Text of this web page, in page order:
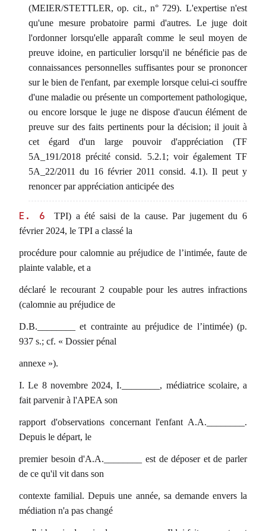
(MEIER/STETTLER, op. cit., n° 729). L'expertise n'est
qu'une mesure probatoire parmi d'autres. Le juge doit
l'ordonner lorsqu'elle apparaît comme le seul moyen de
preuve idoine, en particulier lorsqu'il ne bénéficie pas de
connaissances personnelles suffisantes pour se prononcer
sur le bien de l'enfant, par exemple lorsque celui-ci souffre
d'une maladie ou présente un comportement pathologique,
ou encore lorsque le juge ne dispose d'aucun élément de
preuve sur des faits pertinents pour la décision; il jouit à
cet égard d'un large pouvoir d'appréciation (TF
5A_191/2018 précité consid. 5.2.1; voir également TF
5A_22/2011 du 16 février 2011 consid. 4.1). Il peut y
renoncer par appréciation anticipée des
E. 6
TPI) a été saisi de la cause. Par jugement du 6
février 2024, le TPI a classé la
procédure pour calomnie au préjudice de l’intimée, faute de
plainte valable, et a
déclaré le recourant 2 coupable pour les autres infractions
(calomnie au préjudice de
D.B.________ et contrainte au préjudice de l’intimée) (p.
937 s.; cf. « Dossier pénal
annexe »).
I. Le 8 novembre 2024, I.________, médiatrice scolaire, a
fait parvenir à l'APEA son
rapport d'observations concernant l'enfant A.A.________.
Depuis le départ, le
premier besoin d'A.A.________ est de déposer et de parler
de ce qu'il vit dans son
contexte familial. Depuis une année, sa demande envers la
médiation n'a pas changé